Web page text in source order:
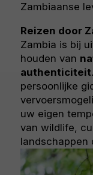
Zambiaanse
Reizen door
Zambia is bij
houden van
authenticiteit
persoonlijke
uw eigen
van wildlife,
landschappen